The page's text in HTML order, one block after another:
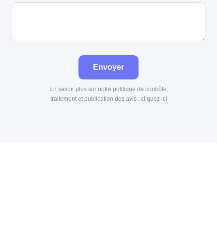
Envoyer
En savoir plus sur notre politique de contrôle,
traitement et publication des avis : cliquez ici